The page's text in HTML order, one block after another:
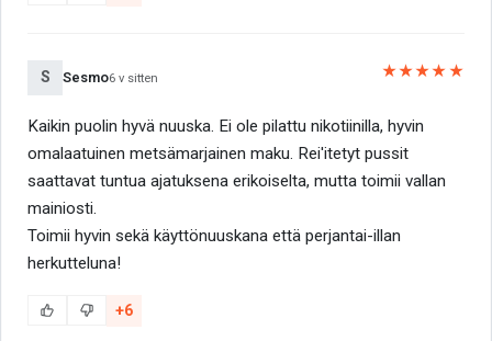
S Sesmo6 v sitten ★★★★★
Kaikin puolin hyvä nuuska. Ei ole pilattu nikotiinilla, hyvin
omalaatuinen metsämarjainen maku. Rei'itetyt pussit
saattavat tuntua ajatuksena erikoiselta, mutta toimii vallan
mainiosti.
Toimii hyvin sekä käyttönuuskana että perjantai-illan
herkutteluna!
+6